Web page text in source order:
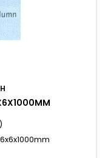
6x6x1000mm